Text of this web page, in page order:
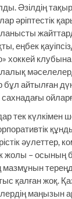
Әзілдің
әріптестік
еңбек
хоккей
бұл айтылған
сахнадағы
тек күлкімен
әулеттер,
жолы – осының
қалған жоқ.
маңызын